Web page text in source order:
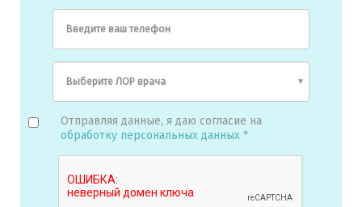
Введите ваш телефон
Отправляя данные, я даю согласие на
обработку персональных данных *